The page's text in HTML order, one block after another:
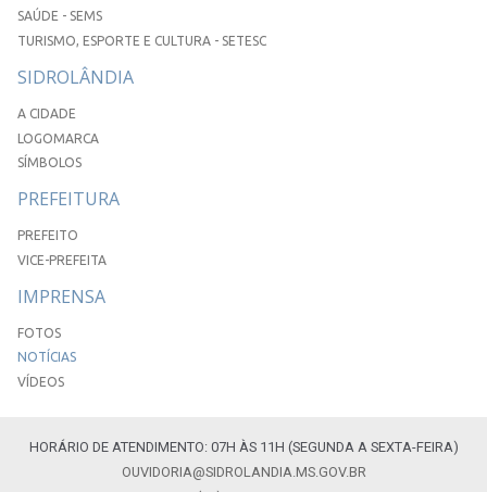
SAÚDE - SEMS
TURISMO, ESPORTE E CULTURA - SETESC
SIDROLÂNDIA
A CIDADE
LOGOMARCA
SÍMBOLOS
PREFEITURA
PREFEITO
VICE-PREFEITA
IMPRENSA
FOTOS
NOTÍCIAS
VÍDEOS
HORÁRIO DE ATENDIMENTO: 07H ÀS 11H (SEGUNDA A SEXTA-FEIRA)
OUVIDORIA@SIDROLANDIA.MS.GOV.BR